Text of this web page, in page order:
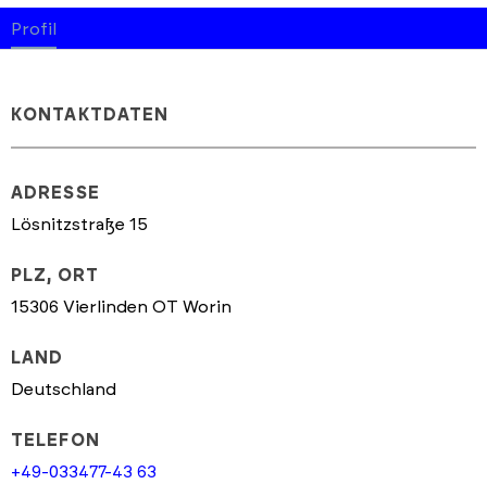
Profil
KONTAKTDATEN
ADRESSE
Lösnitzstraße 15
PLZ, ORT
15306 Vierlinden OT Worin
LAND
Deutschland
TELEFON
+49-033477-43 63